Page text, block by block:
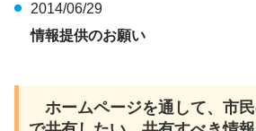
2014/06/29
情報提供のお願い
ホームページを通して、市